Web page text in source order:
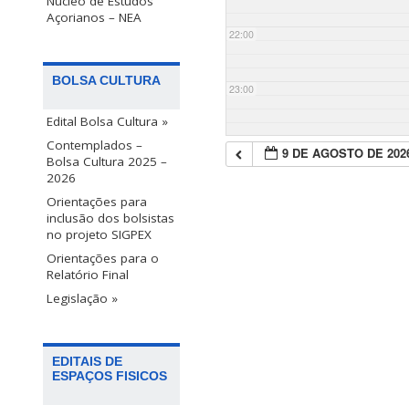
Açorianos – NEA
BOLSA CULTURA
Edital Bolsa Cultura »
Contemplados –
Bolsa Cultura 2025 –
2026
Orientações para
inclusão dos bolsistas
no projeto SIGPEX
Orientações para o
Relatório Final
Legislação »
EDITAIS DE
ESPAÇOS FISICOS
22:00
23:00
9 DE AGOSTO DE